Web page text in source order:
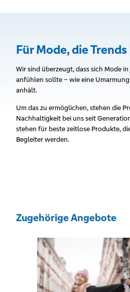
Für Mode, die
Wir sind überzeugt, dass sich Mode
anfühlen sollte – wie eine
anhält.
Um das zu ermöglichen, stehen die
Nachhaltigkeit bei uns seit
stehen für beste zeitlose Produkte,
Begleiter werden.
Zugehörige Angebote